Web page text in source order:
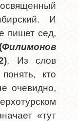
И
пишет сед,
(Филимонов
. Из слов
кто
очевидно,
«тут